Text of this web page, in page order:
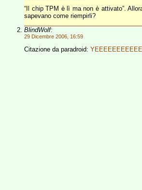
“Il chip TPM è lì ma non è attivato”.
sapevano come riempirli?
BlindWolf:
29 Dicembre 2006, 16:59
Citazione da paradroid: